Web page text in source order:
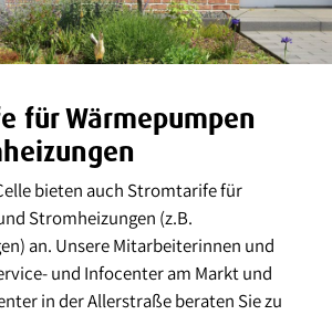
für Wärmepumpen
bieten auch Stromtarife für
Stromheizungen (z.B.
an. Unsere Mitarbeiterinnen und
und Infocenter am Markt und
in der Allerstraße beraten Sie zu